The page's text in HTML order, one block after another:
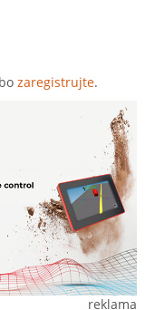
zaregistrujte.
reklama